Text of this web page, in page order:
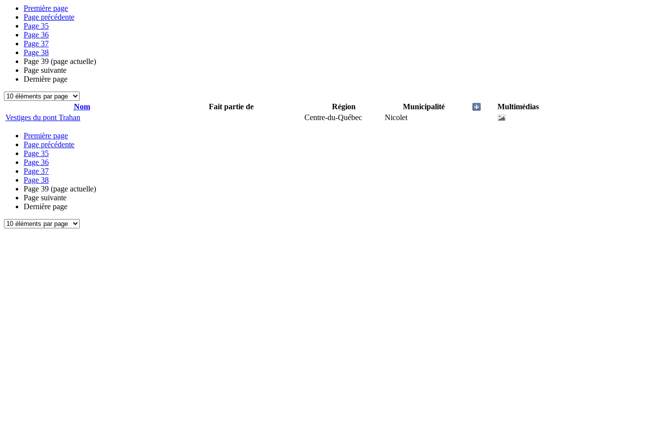
Première page
Page précédente
Page 35
Page 36
Page 37
Page 38
Page 39 (page actuelle)
Page suivante
Dernière page
Nom Fait partie de Région Municipalité
Multimédias
Vestiges du pont Trahan
Centre-du-Québec Nicolet
Première page
Page précédente
Page 35
Page 36
Page 37
Page 38
Page 39 (page actuelle)
Page suivante
Dernière page